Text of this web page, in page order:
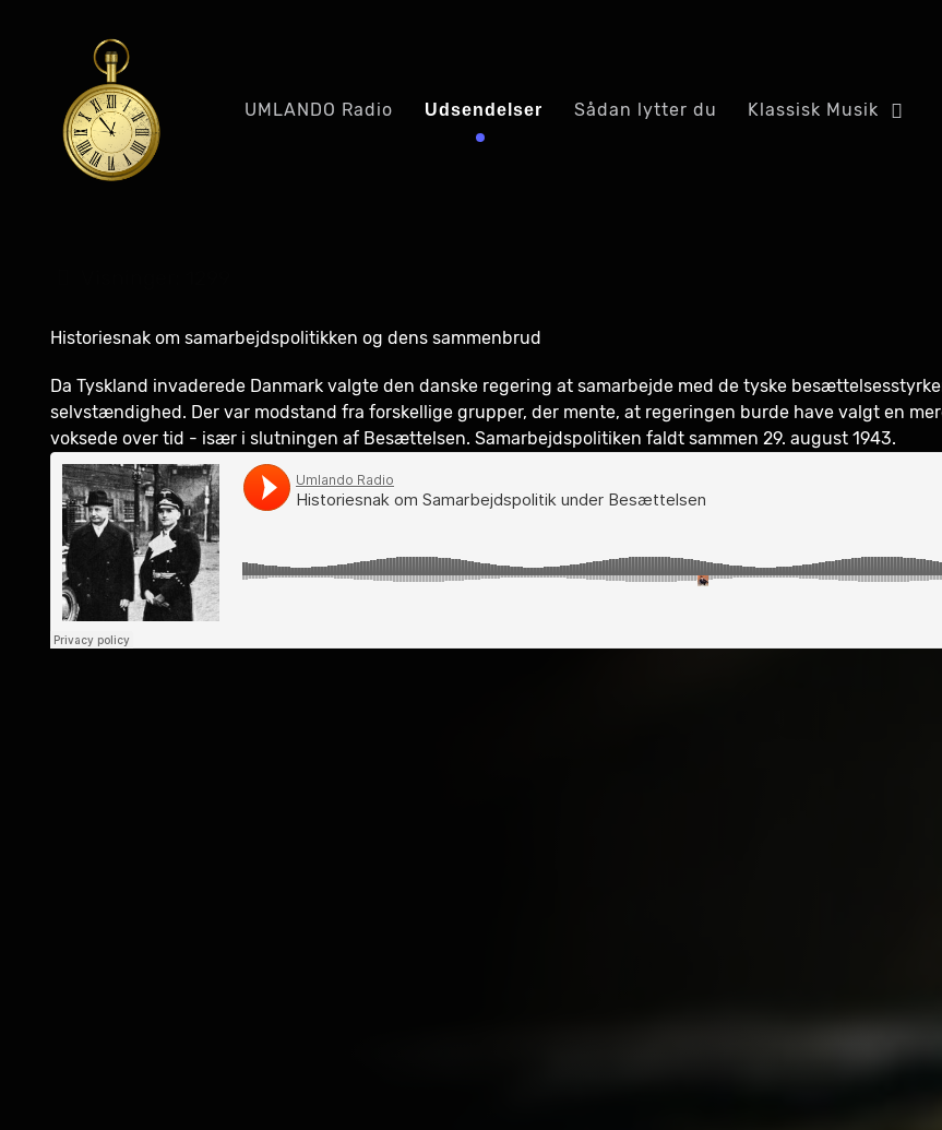
UMLANDO Radio Udsendelser Sådan lytter du Klassisk Musik
Historiesnak om samarbejdspolitikken og dens sammenbrud
Da Tyskland invaderede Danmark valgte den danske regering at samarbejde med de tyske
selvstændighed. Der var modstand fra forskellige grupper, der mente, at regeringen burde have valgt en
voksede over tid - især i slutningen af Besættelsen. Samarbejdspolitiken faldt sammen 29. august 1943.